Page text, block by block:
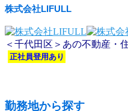
株式会社LIFULL
＜千代田区＞あの不動産・
正社員登用あり
勤務地から探す